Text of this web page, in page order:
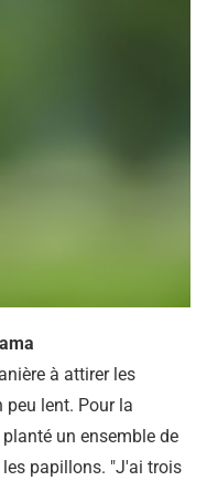
à attirer les
peu lent. Pour la
un ensemble de
papillons. "J'ai trois